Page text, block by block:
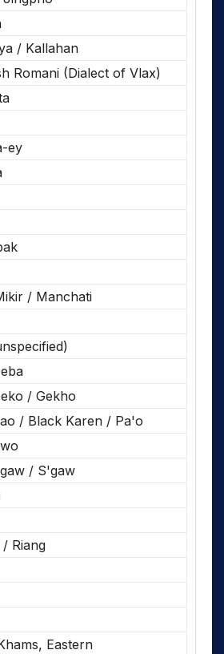
/ Kallahan
Romani (Dialect of Vlax)
ey
/ Manchati
/ Gekho
/ Black Karen / Pa'o
/ S'gaw
Riang
Eastern